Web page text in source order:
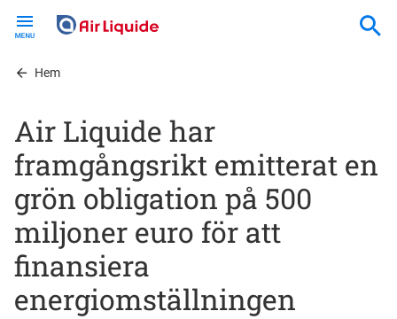
contentHem
Air Liquide har
framgångsrikt emitterat en
grön obligation på 500
miljoner euro för att
finansiera
energiomställningen